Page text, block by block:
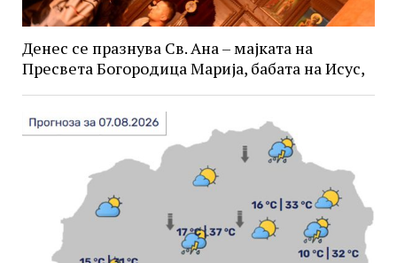
Денес се празнува Св. Ана – мајката на
Пресвета Богородица Марија, бабата на Исус,